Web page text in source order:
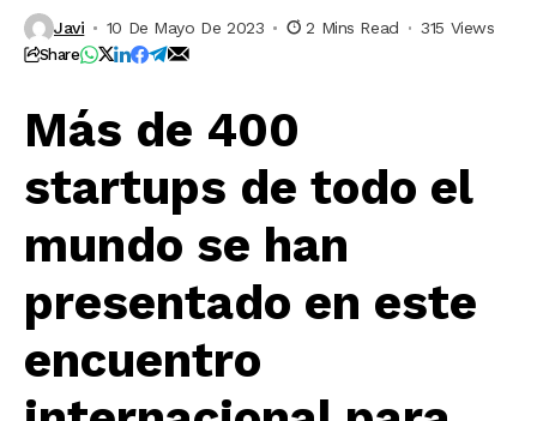
Javi 10 De Mayo De 2023 2 Mins Read 315 Views
Share
Más de 400
startups de todo el
mundo se han
presentado en este
encuentro